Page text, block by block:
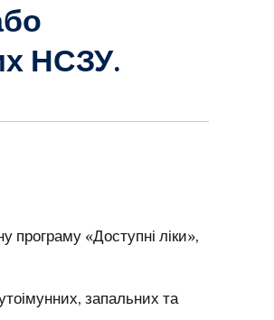
НСЗУ.
програму «Доступні ліки»,
запальних та